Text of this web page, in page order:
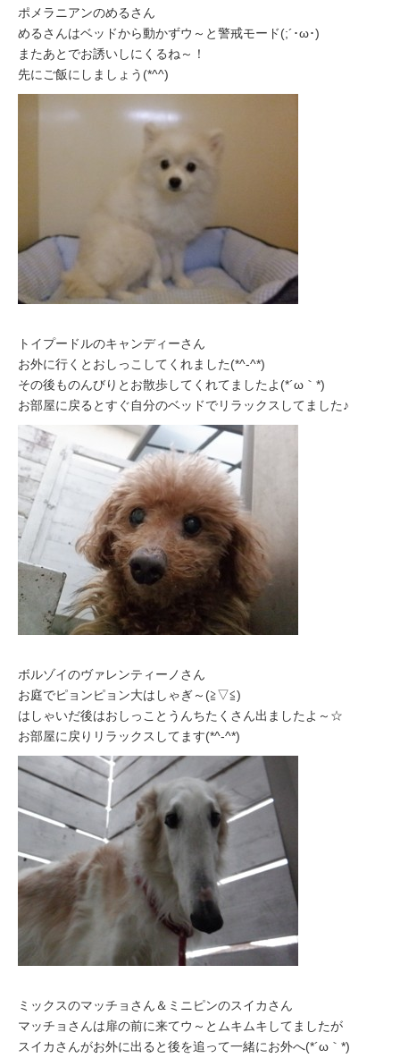
ポメラニアンのめるさん
めるさんはベッドから動かずウ～と警戒モード(;´･ω･)
またあとでお誘いしにくるね～！
先にご飯にしましょう(*^^)
トイプードルのキャンディーさん
お外に行くとおしっこしてくれました(*^-^*)
その後ものんびりとお散歩してくれてましたよ(*´ω｀*)
お部屋に戻るとすぐ自分のベッドでリラックスしてました♪
ボルゾイのヴァレンティーノさん
お庭でピョンピョン大はしゃぎ～(≧▽≦)
はしゃいだ後はおしっことうんちたくさん出ましたよ～☆
お部屋に戻りリラックスしてます(*^-^*)
ミックスのマッチョさん＆ミニピンのスイカさん
マッチョさんは扉の前に来てウ～とムキムキしてましたが
スイカさんがお外に出ると後を追って一緒にお外へ(*´ω｀*)